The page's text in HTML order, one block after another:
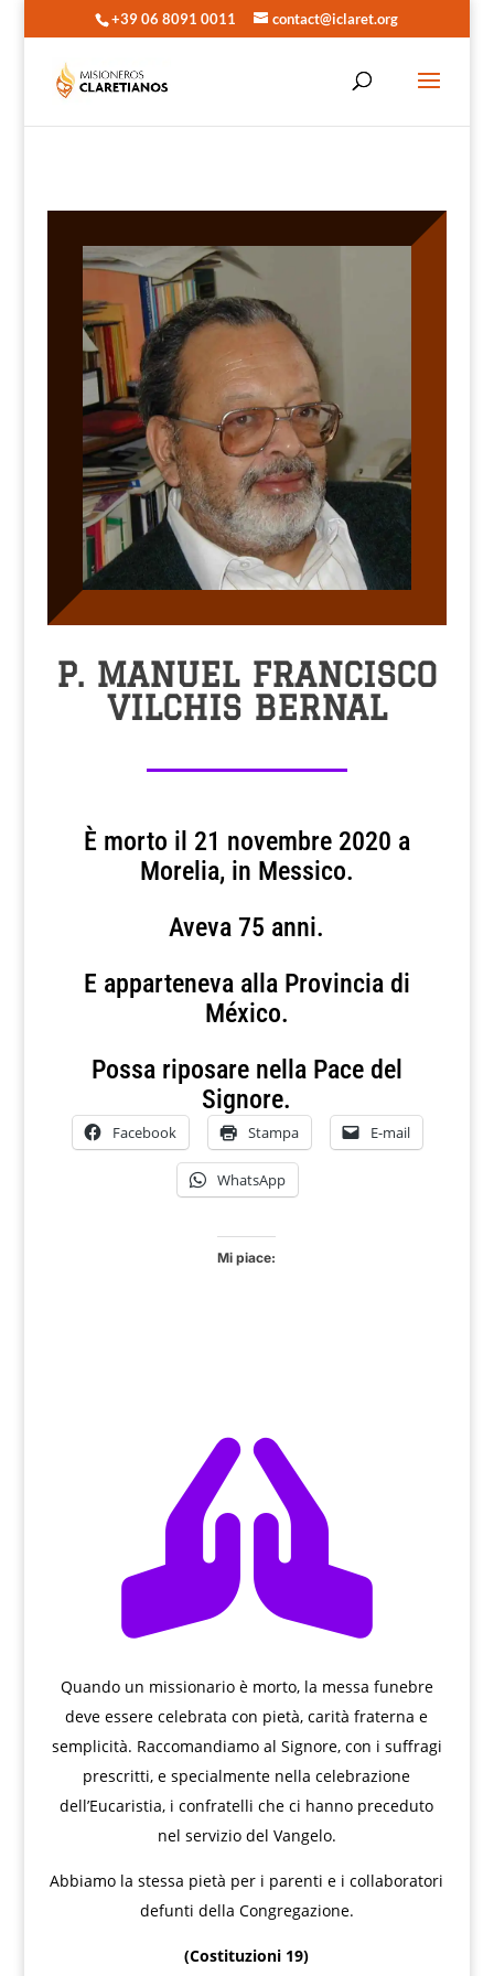
+39 06 8091 0011 contact@iclaret.org
P. MANUEL FRANCISCO
VILCHIS BERNAL
È morto il 21 novembre 2020 a
Morelia, in Messico.
Aveva 75 anni.
E apparteneva alla Provincia di
México.
Possa riposare nella Pace del
Signore.
Facebook Stampa E-mail
WhatsApp
Mi piace:

Quando un missionario è morto, la messa funebre
deve essere celebrata con pietà, carità fraterna e
semplicità. Raccomandiamo al Signore, con i suffragi
prescritti, e specialmente nella celebrazione
dell’Eucaristia, i confratelli che ci hanno preceduto
nel servizio del Vangelo.
Abbiamo la stessa pietà per i parenti e i collaboratori
defunti della Congregazione.
(Costituzioni 19)